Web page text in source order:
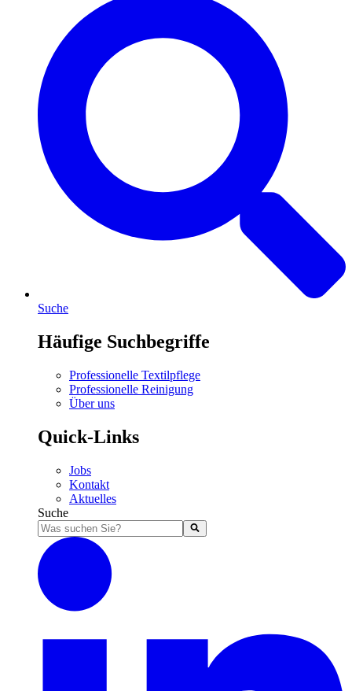
Suche
Häufige Suchbegriffe
Professionelle Textilpflege
Professionelle Reinigung
Über uns
Quick-Links
Jobs
Kontakt
Aktuelles
Suche